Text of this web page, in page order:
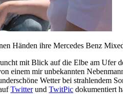
Händen ihre Mercedes Benz
mit Blick auf die Elbe am Ufer
einem mir unbekannten
Wetter bei strahlendem
Twitterund TwitPic dokumentiert